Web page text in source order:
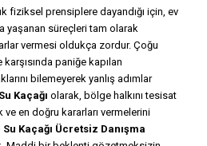
fiziksel prensiplere dayandığı için, ev
yaşanan süreçleri tam olarak
vermesi oldukça zordur. Çoğu
paniğe kapılan
bilemeyerek yanlış adımlar
Kaçağı olarak, bölge halkını tesisat
en doğru kararları vermelerini
Kaçağı Ücretsiz Danışma